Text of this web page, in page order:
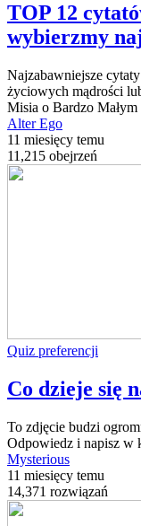
TOP 12
wybierzmy
Najzabawniejsze
życiowych mądrości
Misia o Bardzo
Alter Ego
11 miesięcy temu
11,215 obejrzeń
Quiz preferencji
Co dzieje się
To zdjęcie budzi
Odpowiedz i napisz w
Mysterious
11 miesięcy temu
14,371 rozwiązań